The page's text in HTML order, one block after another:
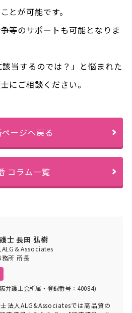
とが可能です。
等のサポートも可能となりま
該当するのでは？」と悩まれた
にご相談ください。
ージへ戻る
コラム一覧
士 長田 弘樹
＆Associates
所 所長
弁護士会所属・登録番号：40084)
法人ALG&Associatesでは高品質の